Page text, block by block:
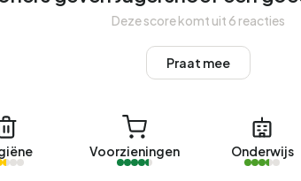
Deze score komt uit 6 reacties
Praat mee
Voorzieningen Onderwijs